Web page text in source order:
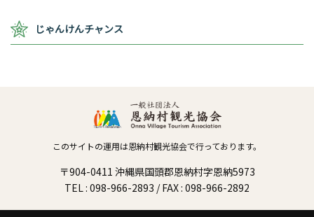
じゃんけんチャンス
このサイトの運用は恩納村観光協会で行っております。
〒904-0411 沖縄県国頭郡恩納村字恩納5973
TEL : 098-966-2893 / FAX : 098-966-2892